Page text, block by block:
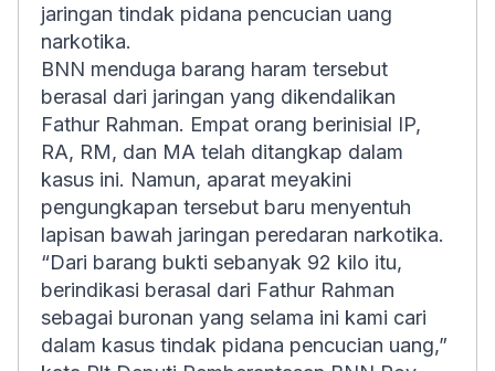
jaringan tindak pidana pencucian uang
narkotika.
BNN menduga barang haram tersebut
berasal dari jaringan yang dikendalikan
Fathur Rahman. Empat orang berinisial IP,
RA, RM, dan MA telah ditangkap dalam
kasus ini. Namun, aparat meyakini
pengungkapan tersebut baru menyentuh
lapisan bawah jaringan peredaran narkotika.
“Dari barang bukti sebanyak 92 kilo itu,
berindikasi berasal dari Fathur Rahman
sebagai buronan yang selama ini kami cari
dalam kasus tindak pidana pencucian uang,”